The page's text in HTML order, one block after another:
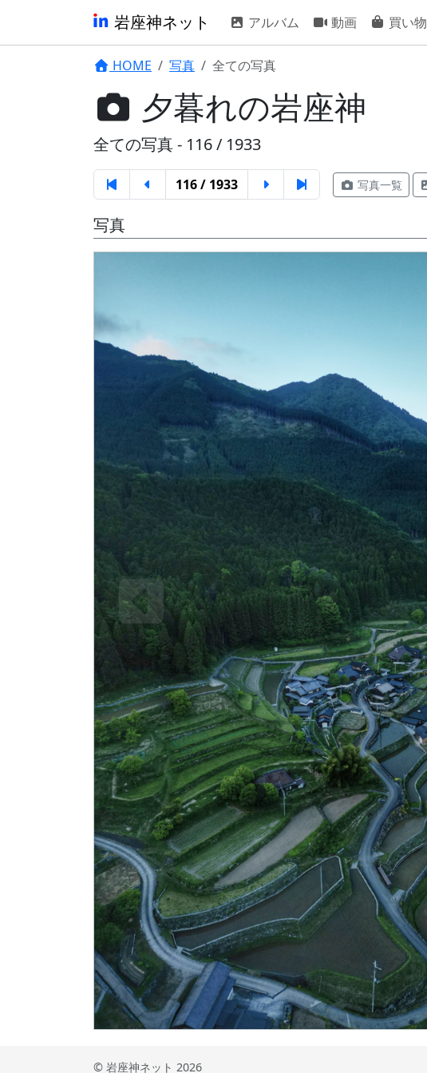
岩座神ネット アルバム 動画 買い物
HOME 写真 全ての写真
夕暮れの岩座神
全ての写真 - 116 / 1933
116 / 1933 写真一覧
写真
© 岩座神ネット 2026